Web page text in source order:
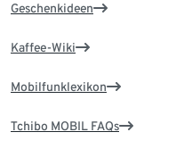
Geschenkideen
Kaffee-Wiki
Mobilfunklexikon
Tchibo MOBIL FAQs